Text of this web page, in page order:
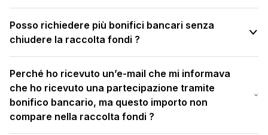
Posso richiedere più bonifici bancari senza
chiudere la raccolta fondi ?
Perché ho ricevuto un’e-mail che mi informava
che ho ricevuto una partecipazione tramite
bonifico bancario, ma questo importo non
compare nella raccolta fondi ?